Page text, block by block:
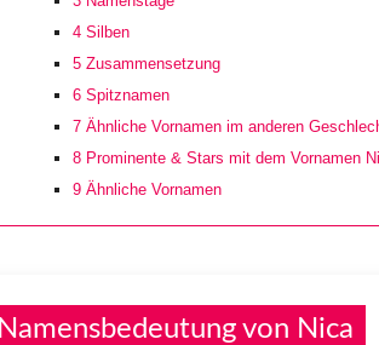
4 Silben
5 Zusammensetzung
6 Spitznamen
7 Ähnliche Vornamen im anderen
8 Prominente & Stars mit dem Vornamen
9 Ähnliche Vornamen
Namensbedeutung von Nica